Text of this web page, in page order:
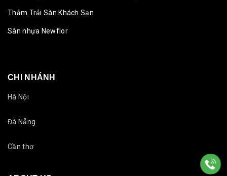
Thảm Trải Sàn Khách Sạn
Sàn nhựa Newflor
CHI NHÁNH
Hà Nội
Đà Nẵng
Cần thơ